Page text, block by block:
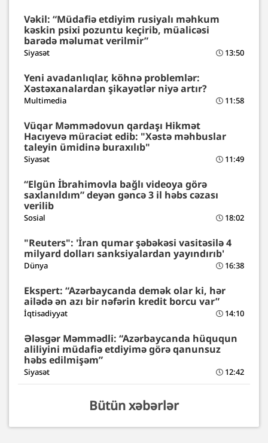
Vəkil: “Müdafiə etdiyim rusiyalı məhkum
kəskin psixi pozuntu keçirib, müalicəsi
barədə məlumat verilmir”
Siyasət 13:50
Yeni avadanlıqlar, köhnə problemlər:
Xəstəxanalardan şikayətlər niyə artır?
Multimedia 11:58
Vüqar Məmmədovun qardaşı Hikmət
Hacıyevə müraciət edib: "Xəstə məhbuslar
taleyin ümidinə buraxılıb"
Siyasət 11:49
“Elgün İbrahimovla bağlı videoya görə
saxlanıldım” deyən gəncə 3 il həbs cəzası
verilib
Sosial 18:02
"Reuters": 'İran qumar şəbəkəsi vasitəsilə 4
milyard dolları sanksiyalardan yayındırıb'
Dünya 16:38
Ekspert: “Azərbaycanda demək olar ki, hər
ailədə ən azı bir nəfərin kredit borcu var”
İqtisadiyyat 14:10
Ələsgər Məmmədli: “Azərbaycanda hüququn
aliliyini müdafiə etdiyimə görə qanunsuz
həbs edilmişəm”
Siyasət 12:42
Bütün xəbərlər